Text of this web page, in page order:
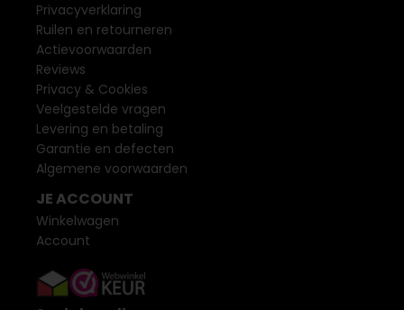
Privacyverklaring
Ruilen en retourneren
Actievoorwaarden
Reviews
Privacy & Cookies
Veelgestelde vragen
Levering en betaling
Garantie en defecten
Algemene voorwaarden
JE ACCOUNT
Winkelwagen
Account